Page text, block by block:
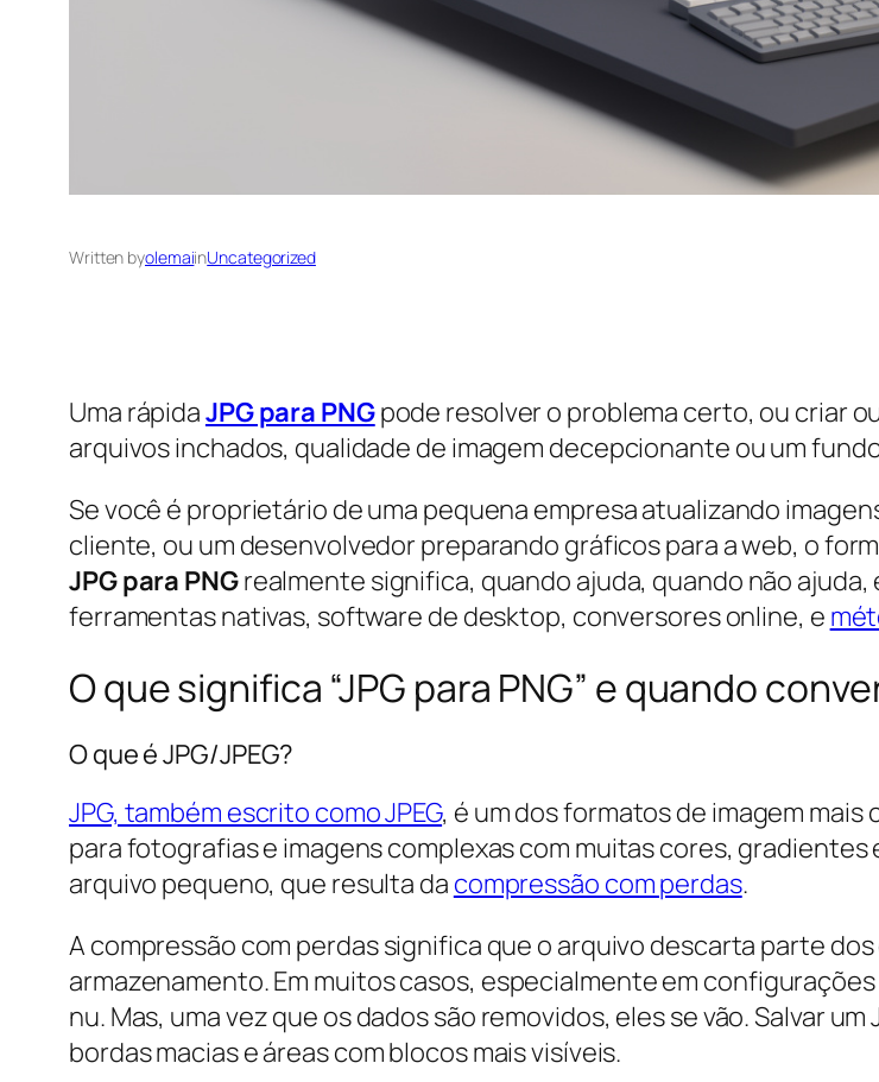
Written byolemaiinUncategorized
Uma rápidaJPG para PNGpode resolver o problema certo, ou criar
arquivos inchados, qualidade de imagem decepcionante ou um
Se você é proprietário de uma pequena empresa atualizando
cliente, ou um desenvolvedor preparando gráficos para a web, o
JPG para PNGrealmente significa, quando ajuda, quando não
ferramentas nativas, software de desktop, conversores online, e
O que significa “JPG para PNG” e quando
O que é JPG/JPEG?
JPG, também escrito como JPEG, é um dos formatos de imagem
para fotografias e imagens complexas com muitas cores,
arquivo pequeno, que resulta da compressão com perdas.
A compressão com perdas significa que o arquivo descarta parte
armazenamento. Em muitos casos, especialmente em
nu. Mas, uma vez que os dados são removidos, eles se vão. Salvar
bordas macias e áreas com blocos mais visíveis.